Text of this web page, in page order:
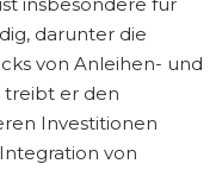
darunter die
von Anleihen- und
treibt er den
Investitionen
von